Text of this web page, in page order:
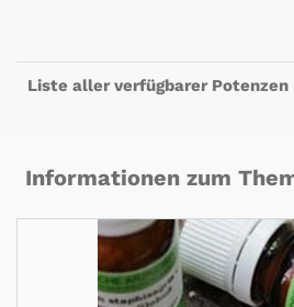
Liste aller verfügbarer Potenzen
Informationen zum